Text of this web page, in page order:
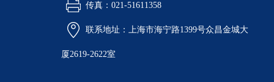
传真：021-51611358
联系地址：上海市海宁路1399号众昌金城大
厦2619-2622室